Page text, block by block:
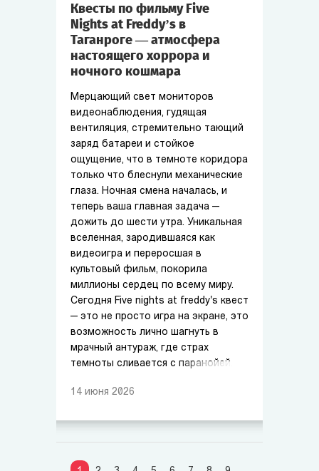
Квесты по фильму Five
Nights at Freddy’s в
Таганроге — атмосфера
настоящего хоррора и
ночного кошмара
Мерцающий свет мониторов
видеонаблюдения, гудящая
вентиляция, стремительно тающий
заряд батареи и стойкое
ощущение, что в темноте коридора
только что блеснули механические
глаза. Ночная смена началась, и
теперь ваша главная задача —
дожить до шести утра. Уникальная
вселенная, зародившаяся как
видеоигра и переросшая в
культовый фильм, покорила
миллионы сердец по всему миру.
Сегодня Five nights at freddy's квест
— это не просто игра на экране, это
возможность лично шагнуть в
мрачный антураж, где страх
темноты сливается с паранойей.
14 июня 2026